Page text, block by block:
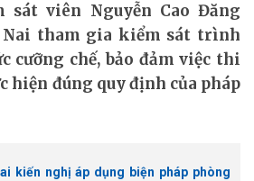
sát viên Nguyễn Cao Đăng
Nai tham gia kiểm sát trình
cưỡng chế, bảo đảm việc thi
hiện đúng quy định của pháp
kiến nghị áp dụng biện pháp phòng